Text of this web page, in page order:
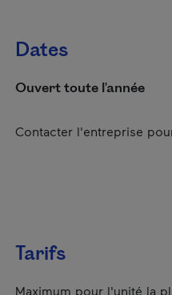
Dates
Ouvert toute l'année
Contacter l'entreprise
Tarifs
Maximum pour l'unité la